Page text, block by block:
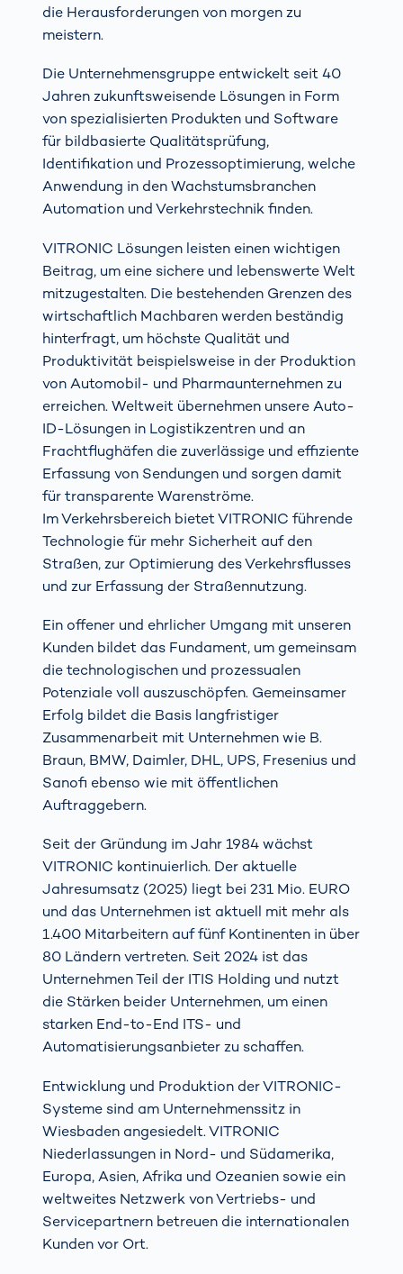
die Herausforderungen von morgen zu
meistern.
Die Unternehmensgruppe entwickelt seit 40
Jahren zukunftsweisende Lösungen in Form
von spezialisierten Produkten und Software
für bildbasierte Qualitätsprüfung,
Identifikation und Prozessoptimierung, welche
Anwendung in den Wachstumsbranchen
Automation und Verkehrstechnik finden.
VITRONIC Lösungen leisten einen wichtigen
Beitrag, um eine sichere und lebenswerte Welt
mitzugestalten. Die bestehenden Grenzen des
wirtschaftlich Machbaren werden beständig
hinterfragt, um höchste Qualität und
Produktivität beispielsweise in der Produktion
von Automobil- und Pharmaunternehmen zu
erreichen. Weltweit übernehmen unsere Auto-
ID-Lösungen in Logistikzentren und an
Frachtflughäfen die zuverlässige und effiziente
Erfassung von Sendungen und sorgen damit
für transparente Warenströme.
Im Verkehrsbereich bietet VITRONIC führende
Technologie für mehr Sicherheit auf den
Straßen, zur Optimierung des Verkehrsflusses
und zur Erfassung der Straßennutzung.
Ein offener und ehrlicher Umgang mit unseren
Kunden bildet das Fundament, um gemeinsam
die technologischen und prozessualen
Potenziale voll auszuschöpfen. Gemeinsamer
Erfolg bildet die Basis langfristiger
Zusammenarbeit mit Unternehmen wie B.
Braun, BMW, Daimler, DHL, UPS, Fresenius und
Sanofi ebenso wie mit öffentlichen
Auftraggebern.
Seit der Gründung im Jahr 1984 wächst
VITRONIC kontinuierlich. Der aktuelle
Jahresumsatz (2025) liegt bei 231 Mio. EURO
und das Unternehmen ist aktuell mit mehr als
1.400 Mitarbeitern auf fünf Kontinenten in über
80 Ländern vertreten. Seit 2024 ist das
Unternehmen Teil der ITIS Holding und nutzt
die Stärken beider Unternehmen, um einen
starken End-to-End ITS- und
Automatisierungsanbieter zu schaffen.
Entwicklung und Produktion der VITRONIC-
Systeme sind am Unternehmenssitz in
Wiesbaden angesiedelt. VITRONIC
Niederlassungen in Nord- und Südamerika,
Europa, Asien, Afrika und Ozeanien sowie ein
weltweites Netzwerk von Vertriebs- und
Servicepartnern betreuen die internationalen
Kunden vor Ort.